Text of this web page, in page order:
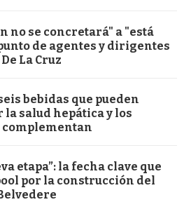
no se concretará" a "está
de agentes y dirigentes
La Cruz
bebidas que pueden
la salud hepática y los
complementan
etapa”: la fecha clave que
por la construcción del